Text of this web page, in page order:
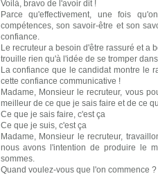
Voilà, bravo de l'avoir dit !
Parce qu'effectivement, une fois
compétences, son savoir-être et son
confiance.
Le recruteur a besoin d'être rassuré et a
trouille rien qu'à l'idée de se tromper
La confiance que le candidat montre le
cette confiance communicative !
Madame, Monsieur le recruteur, vous
meilleur de ce que je sais faire et de ce
Ce que je sais faire, c'est ça
Ce que je suis, c'est ça
Madame, Monsieur le recruteur,
nous avons l'intention de produire le
sommes.
Quand voulez-vous que l'on commence ?